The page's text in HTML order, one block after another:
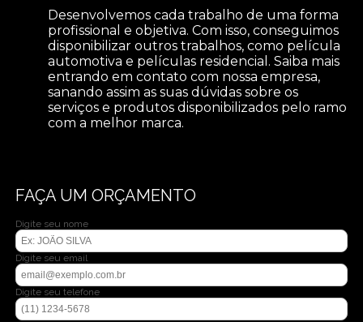
Desenvolvemos cada trabalho de uma forma
profissional e objetiva. Com isso, conseguimos
disponibilizar outros trabalhos, como película
automotiva e películas residencial. Saiba mais
entrando em contato com nossa empresa,
sanando assim as suas dúvidas sobre os
serviços e produtos disponibilizados pelo ramo
com a melhor marca.
FAÇA UM ORÇAMENTO
Digite seu nome
Digite seu email
Digite seu telefone